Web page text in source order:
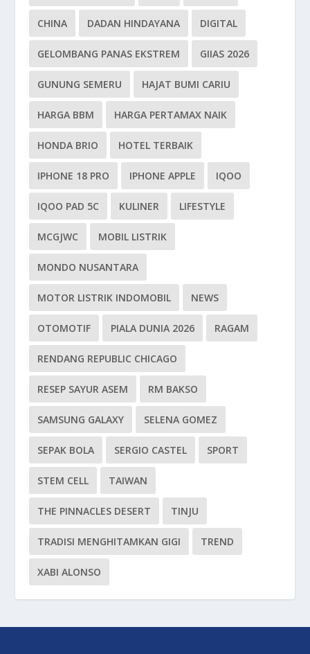
CHINA DADAN HINDAYANA DIGITAL
GELOMBANG PANAS EKSTREM GIIAS 2026
GUNUNG SEMERU HAJAT BUMI CARIU
HARGA BBM HARGA PERTAMAX NAIK
HONDA BRIO HOTEL TERBAIK
IPHONE 18 PRO IPHONE APPLE IQOO
IQOO PAD 5C KULINER LIFESTYLE
MCGJWC MOBIL LISTRIK
MONDO NUSANTARA
MOTOR LISTRIK INDOMOBIL NEWS
OTOMOTIF PIALA DUNIA 2026 RAGAM
RENDANG REPUBLIC CHICAGO
RESEP SAYUR ASEM RM BAKSO
SAMSUNG GALAXY SELENA GOMEZ
SEPAK BOLA SERGIO CASTEL SPORT
STEM CELL TAIWAN
THE PINNACLES DESERT TINJU
TRADISI MENGHITAMKAN GIGI TREND
XABI ALONSO